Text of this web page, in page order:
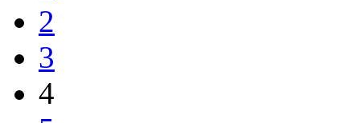
2
3
4